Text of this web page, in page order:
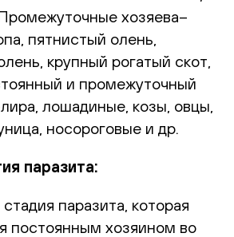
хозяева–
пятнистый олень,
крупный рогатый скот,
и промежуточный
лошадиные, козы, овцы,
носороговые и др.
паразита:
паразита, которая
постоянным хозяином во